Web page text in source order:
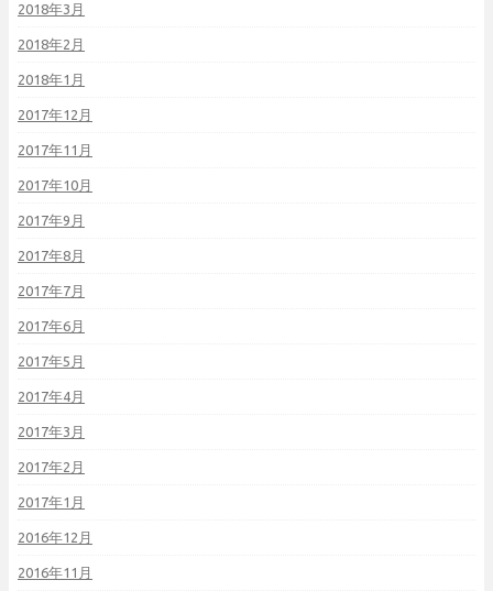
2018年3月
2018年2月
2018年1月
2017年12月
2017年11月
2017年10月
2017年9月
2017年8月
2017年7月
2017年6月
2017年5月
2017年4月
2017年3月
2017年2月
2017年1月
2016年12月
2016年11月